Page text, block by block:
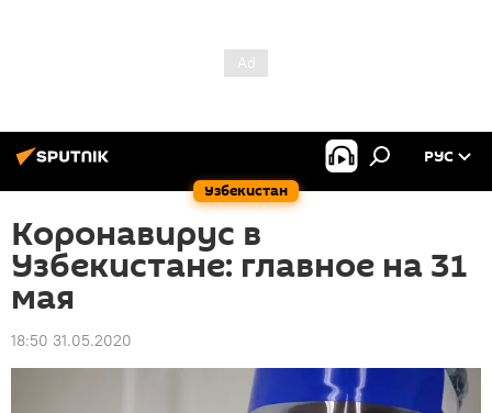
Узбекистан
РУС
Коронавирус в
Узбекистане: главное на 31
мая
18:50 31.05.2020